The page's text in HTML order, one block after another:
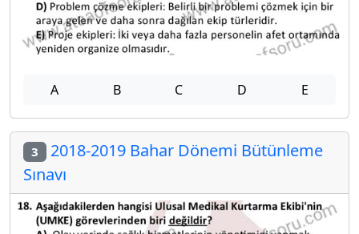
A B C D E
3 2018-2019 Bahar Dönemi Bütünleme
Sınavı